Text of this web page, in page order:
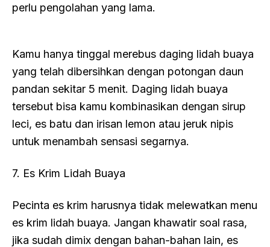
perlu pengolahan yang lama.
Kamu hanya tinggal merebus daging lidah buaya
yang telah dibersihkan dengan potongan daun
pandan sekitar 5 menit. Daging lidah buaya
tersebut bisa kamu kombinasikan dengan sirup
leci, es batu dan irisan lemon atau jeruk nipis
untuk menambah sensasi segarnya.
7. Es Krim Lidah Buaya
Pecinta es krim harusnya tidak melewatkan menu
es krim lidah buaya. Jangan khawatir soal rasa,
jika sudah dimix dengan bahan-bahan lain, es